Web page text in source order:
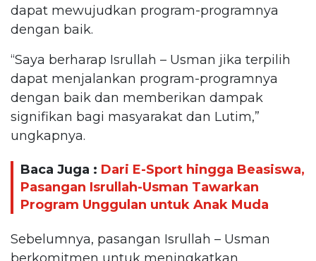
dapat mewujudkan program-programnya
dengan baik.
“Saya berharap Isrullah – Usman jika terpilih
dapat menjalankan program-programnya
dengan baik dan memberikan dampak
signifikan bagi masyarakat dan Lutim,”
ungkapnya.
Baca Juga : Dari E-Sport hingga Beasiswa,
Pasangan Isrullah-Usman Tawarkan
Program Unggulan untuk Anak Muda
Sebelumnya, pasangan Isrullah – Usman